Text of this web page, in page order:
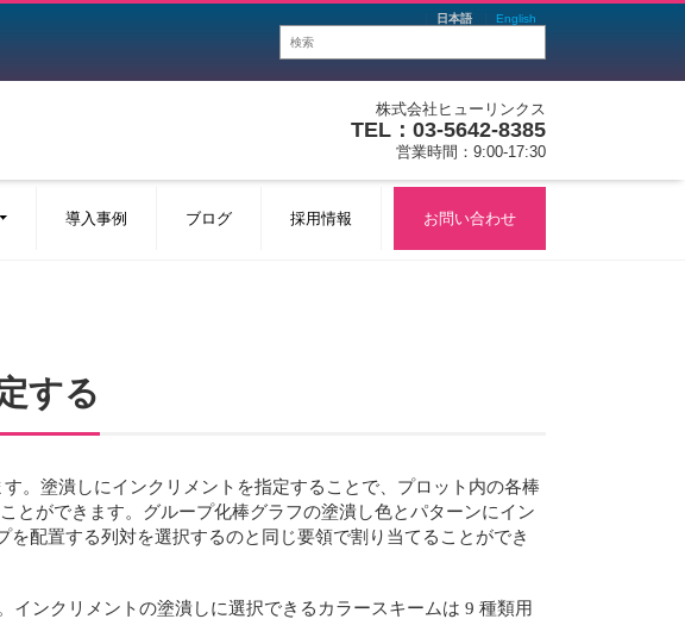
日本語 English
株式会社ヒューリンクス
TEL：03-5642-8385
営業時間：9:00-17:30
導入事例 ブログ 採用情報 お問い合わせ
する
。塗潰しにインクリメントを指定することで、プロット内の各棒
とができます。グループ化棒グラフの塗潰し色とパターンにイン
を配置する列対を選択するのと同じ要領で割り当てることができ
インクリメントの塗潰しに選択できるカラースキームは 9 種類用